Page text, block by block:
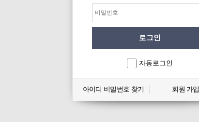
자동로그인
아이디 비밀번호 찾기 회원 가입